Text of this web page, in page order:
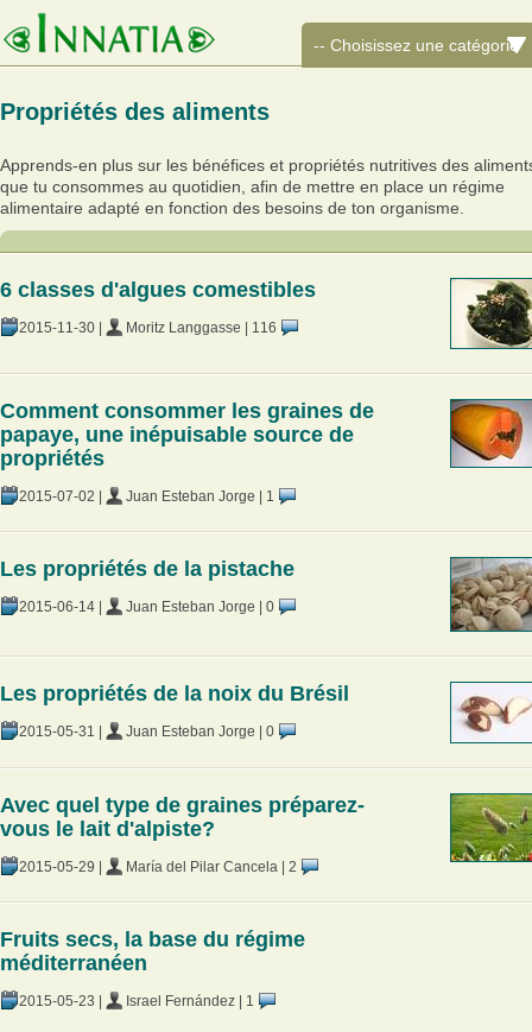
Propriétés des aliments
Apprends-en plus sur les bénéfices et propriétés nutritives des
que tu consommes au quotidien, afin de mettre en place un régime
alimentaire adapté en fonction des besoins de ton organisme.
6 classes d'algues comestibles
2015-11-30 Moritz Langgasse 116
Comment consommer les graines de
papaye, une inépuisable source de
propriétés
2015-07-02 Juan Esteban Jorge 1
Les propriétés de la pistache
2015-06-14 Juan Esteban Jorge 0
Les propriétés de la noix du Brésil
2015-05-31 Juan Esteban Jorge 0
Avec quel type de graines préparez-
vous le lait d'alpiste?
2015-05-29 María del Pilar Cancela 2
Fruits secs, la base du régime
méditerranéen
2015-05-23 Israel Fernández 1